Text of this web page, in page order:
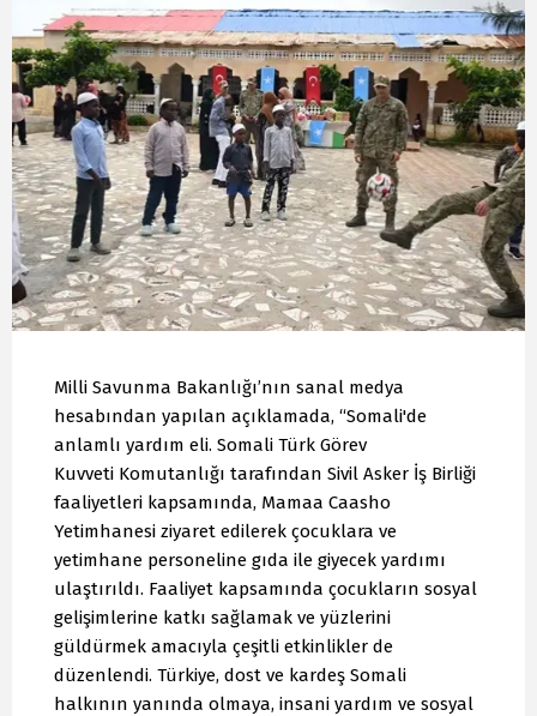
Milli Savunma Bakanlığı’nın sanal medya
hesabından yapılan açıklamada, “Somali'de
anlamlı yardım eli. Somali Türk Görev
Kuvveti Komutanlığı tarafından Sivil Asker İş Birliği
faaliyetleri kapsamında, Mamaa Caasho
Yetimhanesi ziyaret edilerek çocuklara ve
yetimhane personeline gıda ile giyecek yardımı
ulaştırıldı. Faaliyet kapsamında çocukların sosyal
gelişimlerine katkı sağlamak ve yüzlerini
güldürmek amacıyla çeşitli etkinlikler de
düzenlendi. Türkiye, dost ve kardeş Somali
halkının yanında olmaya, insani yardım ve sosyal